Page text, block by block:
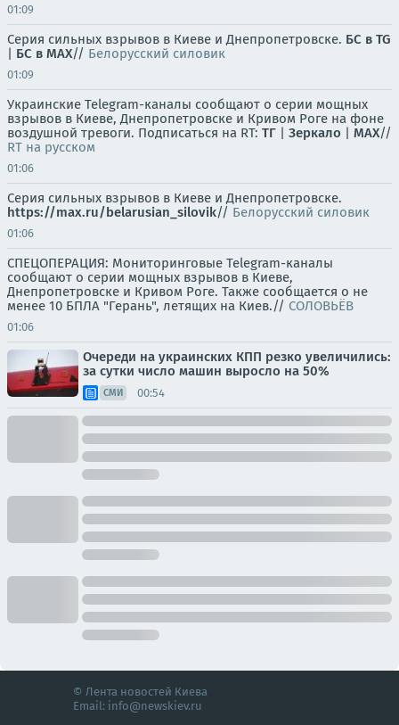
01:09
Серия сильных взрывов в Киеве и Днепропетровске. БС в TG
| БС в МАХ// Белорусский силовик
01:09
Украинские Telegram-каналы сообщают о серии мощных
взрывов в Киеве, Днепропетровске и Кривом Роге на фоне
воздушной тревоги. Подписаться на RT: ТГ | Зеркало | MAX//
RT на русском
01:06
Серия сильных взрывов в Киеве и Днепропетровске.
https://max.ru/belarusian_silovik// Белорусский силовик
01:06
СПЕЦОПЕРАЦИЯ: Мониторинговые Telegram-каналы
сообщают о серии мощных взрывов в Киеве,
Днепропетровске и Кривом Роге. Также сообщается о не
менее 10 БПЛА "Герань", летящих на Киев.// СОЛОВЬЁВ
01:06
Очереди на украинских КПП резко увеличились:
за сутки число машин выросло на 50%
СМИ 00:54
© Лента новостей Киева
Email: info@newskiev.ru